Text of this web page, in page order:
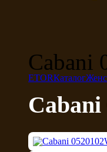
Cabani
ETORКаталог